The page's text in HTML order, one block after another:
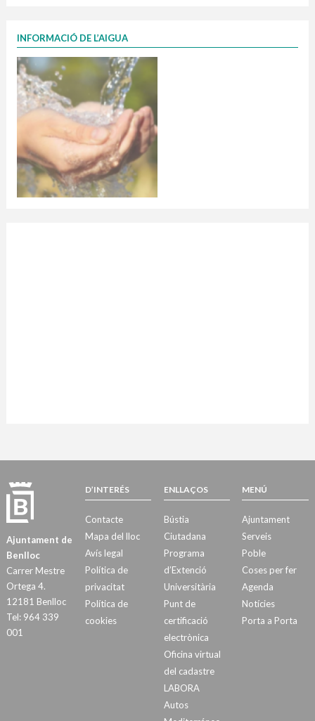
INFORMACIÓ DE L’AIGUA
Ajuntament de
Benlloc
Carrer Mestre
Ortega 4.
12181 Benlloc
Tel: 964 339
001
D’INTERÉS
Contacte
Mapa del lloc
Avís legal
Política de
privacitat
Política de
cookies
ENLLAÇOS
Bústia
Ciutadana
Programa
d’Extenció
Universitària
Punt de
certificació
electrònica
Oficina virtual
del cadastre
LABORA
Autos
MENÚ
Ajuntament
Serveis
Poble
Coses per fer
Agenda
Notícies
Porta a Porta